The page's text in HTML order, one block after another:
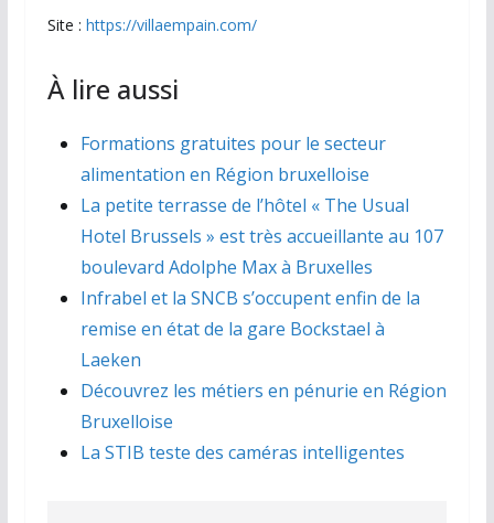
Site : https://villaempain.com/
À lire aussi
Formations gratuites pour le secteur
alimentation en Région bruxelloise
La petite terrasse de l’hôtel « The Usual
Hotel Brussels » est très accueillante au 107
boulevard Adolphe Max à Bruxelles
Infrabel et la SNCB s’occupent enfin de la
remise en état de la gare Bockstael à
Laeken
Découvrez les métiers en pénurie en Région
Bruxelloise
La STIB teste des caméras intelligentes